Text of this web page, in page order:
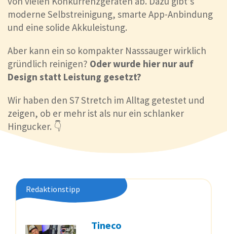
moderne Selbstreinigung, smarte App-Anbindung
und eine solide Akkuleistung.
Aber kann ein so kompakter Nasssauger wirklich
gründlich reinigen? Oder wurde hier nur auf
Design statt Leistung gesetzt?
Wir haben den S7 Stretch im Alltag getestet und
zeigen, ob er mehr ist als nur ein schlanker
Hingucker. 👇
Redaktionstipp
Tineco